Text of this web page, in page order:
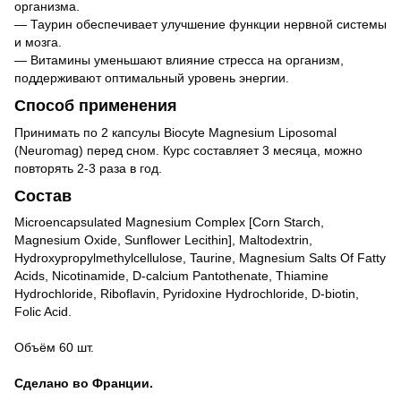
организма.
— Таурин обеспечивает улучшение функции нервной системы
и мозга.
— Витамины уменьшают влияние стресса на организм,
поддерживают оптимальный уровень энергии.
Способ применения
Принимать по 2 капсулы Biocyte Magnesium Liposomal
(Neuromag) перед сном. Курс составляет 3 месяца, можно
повторять 2-3 раза в год.
Состав
Microencapsulated Magnesium Complex [Corn Starch,
Magnesium Oxide, Sunflower Lecithin], Maltodextrin,
Hydroxypropylmethylcellulose, Taurine, Magnesium Salts Of Fatty
Acids, Nicotinamide, D-calcium Pantothenate, Thiamine
Hydrochloride, Riboflavin, Pyridoxine Hydrochloride, D-biotin,
Folic Acid.
Объём 60 шт.
Сделано во Франции.